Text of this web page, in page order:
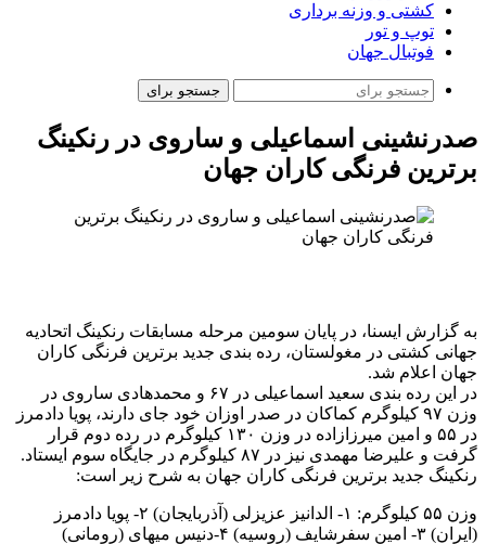
کشتی و وزنه برداری
توپ و تور
فوتبال جهان
جستجو برای
صدرنشینی اسماعیلی و ساروی در رنکینگ
برترین فرنگی کاران جهان
به گزارش ایسنا، در پایان سومین مرحله مسابقات رنکینگ اتحادیه
جهانی کشتی در مغولستان، رده بندی جدید برترین فرنگی کاران
جهان اعلام شد.
در این رده بندی سعید اسماعیلی در ۶۷ و محمدهادی ساروی در
وزن ۹۷ کیلوگرم کماکان در صدر اوزان خود جای دارند، پویا دادمرز
در ۵۵ و امین میرزازاده در وزن ۱۳۰ کیلوگرم در رده دوم قرار
گرفت و علیرضا مهمدی نیز در ۸۷ کیلوگرم در جایگاه سوم ایستاد.
رنکینگ جدید برترین فرنگی کاران جهان به شرح زیر است:
وزن ۵۵ کیلوگرم: ۱- الدانیز عزیزلی (آذربایجان) ۲- پویا دادمرز
(ایران) ۳- امین سفرشایف (روسیه) ۴-دنیس میهای (رومانی)